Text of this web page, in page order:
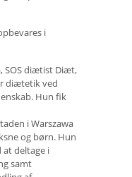
i
SOS diætist Diæt,
diætetik ved
Hun fik
i Warszawa
og børn. Hun
deltage i
samt